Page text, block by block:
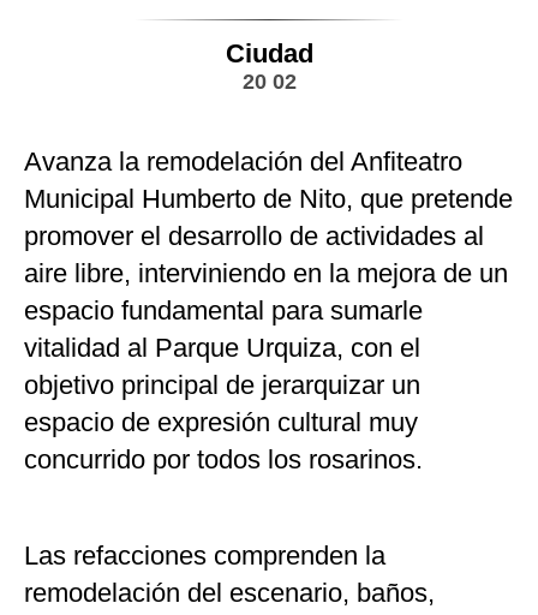
Ciudad
20 02
Avanza la remodelación del Anfiteatro
Municipal Humberto de Nito, que pretende
promover el desarrollo de actividades al
aire libre, interviniendo en la mejora de un
espacio fundamental para sumarle
vitalidad al Parque Urquiza, con el
objetivo principal de jerarquizar un
espacio de expresión cultural muy
concurrido por todos los rosarinos.
Las refacciones comprenden la
remodelación del escenario, baños,